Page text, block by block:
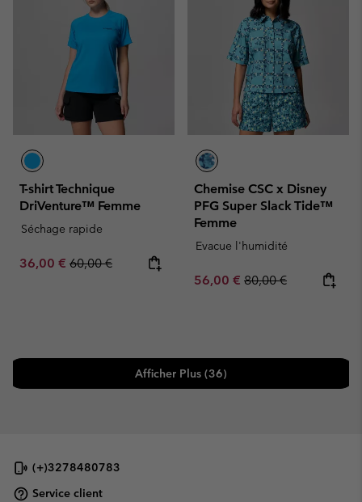
T-shirt Technique
DriVenture™ Femme
Séchage rapide
Sale price:
36,00 € Regular price:
60,00 €
Chemise CSC x Disney
PFG Super Slack Tide™
Femme
Evacue l'humidité
Sale price:
56,00 € Regular price:
80,00 €
Afficher Plus (36)
(+)3278480783
Service client